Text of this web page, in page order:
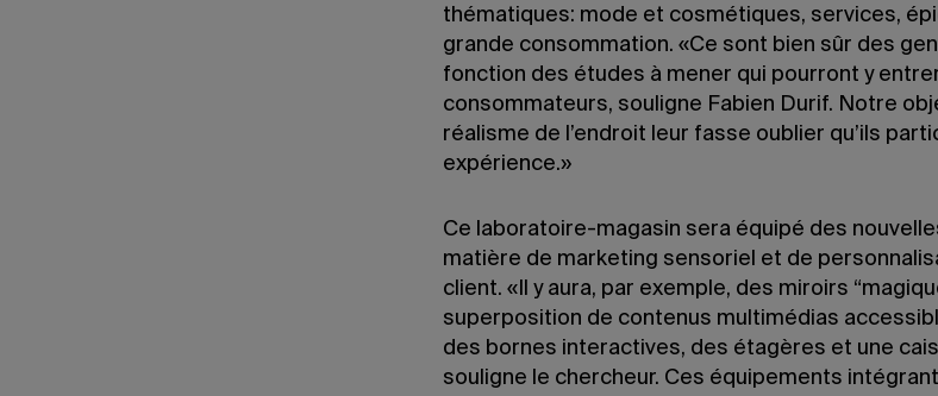
thématiques: mode et cosmétiques, services,
grande consommation. «Ce sont bien sûr des
fonction des études à mener qui pourront y
consommateurs, souligne Fabien Durif. Notre
réalisme de l’endroit leur fasse oublier qu’ils
expérience.»
Ce laboratoire-magasin sera équipé des
matière de marketing sensoriel et de
client. «Il y aura, par exemple, des miroirs
superposition de contenus multimédias
des bornes interactives, des étagères et une
souligne le chercheur. Ces équipements